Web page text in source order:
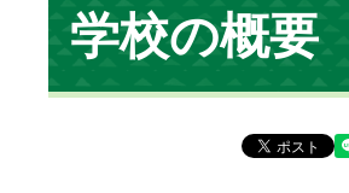
位
置学校の概要